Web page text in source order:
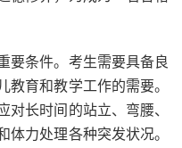
要条件。考生需要具备良
育和教学工作的需要。
长时间的站立、弯腰、
力处理各种突发状况。